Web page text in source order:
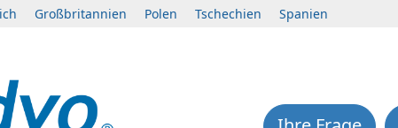
Großbritannien Polen Tschechien Spanien